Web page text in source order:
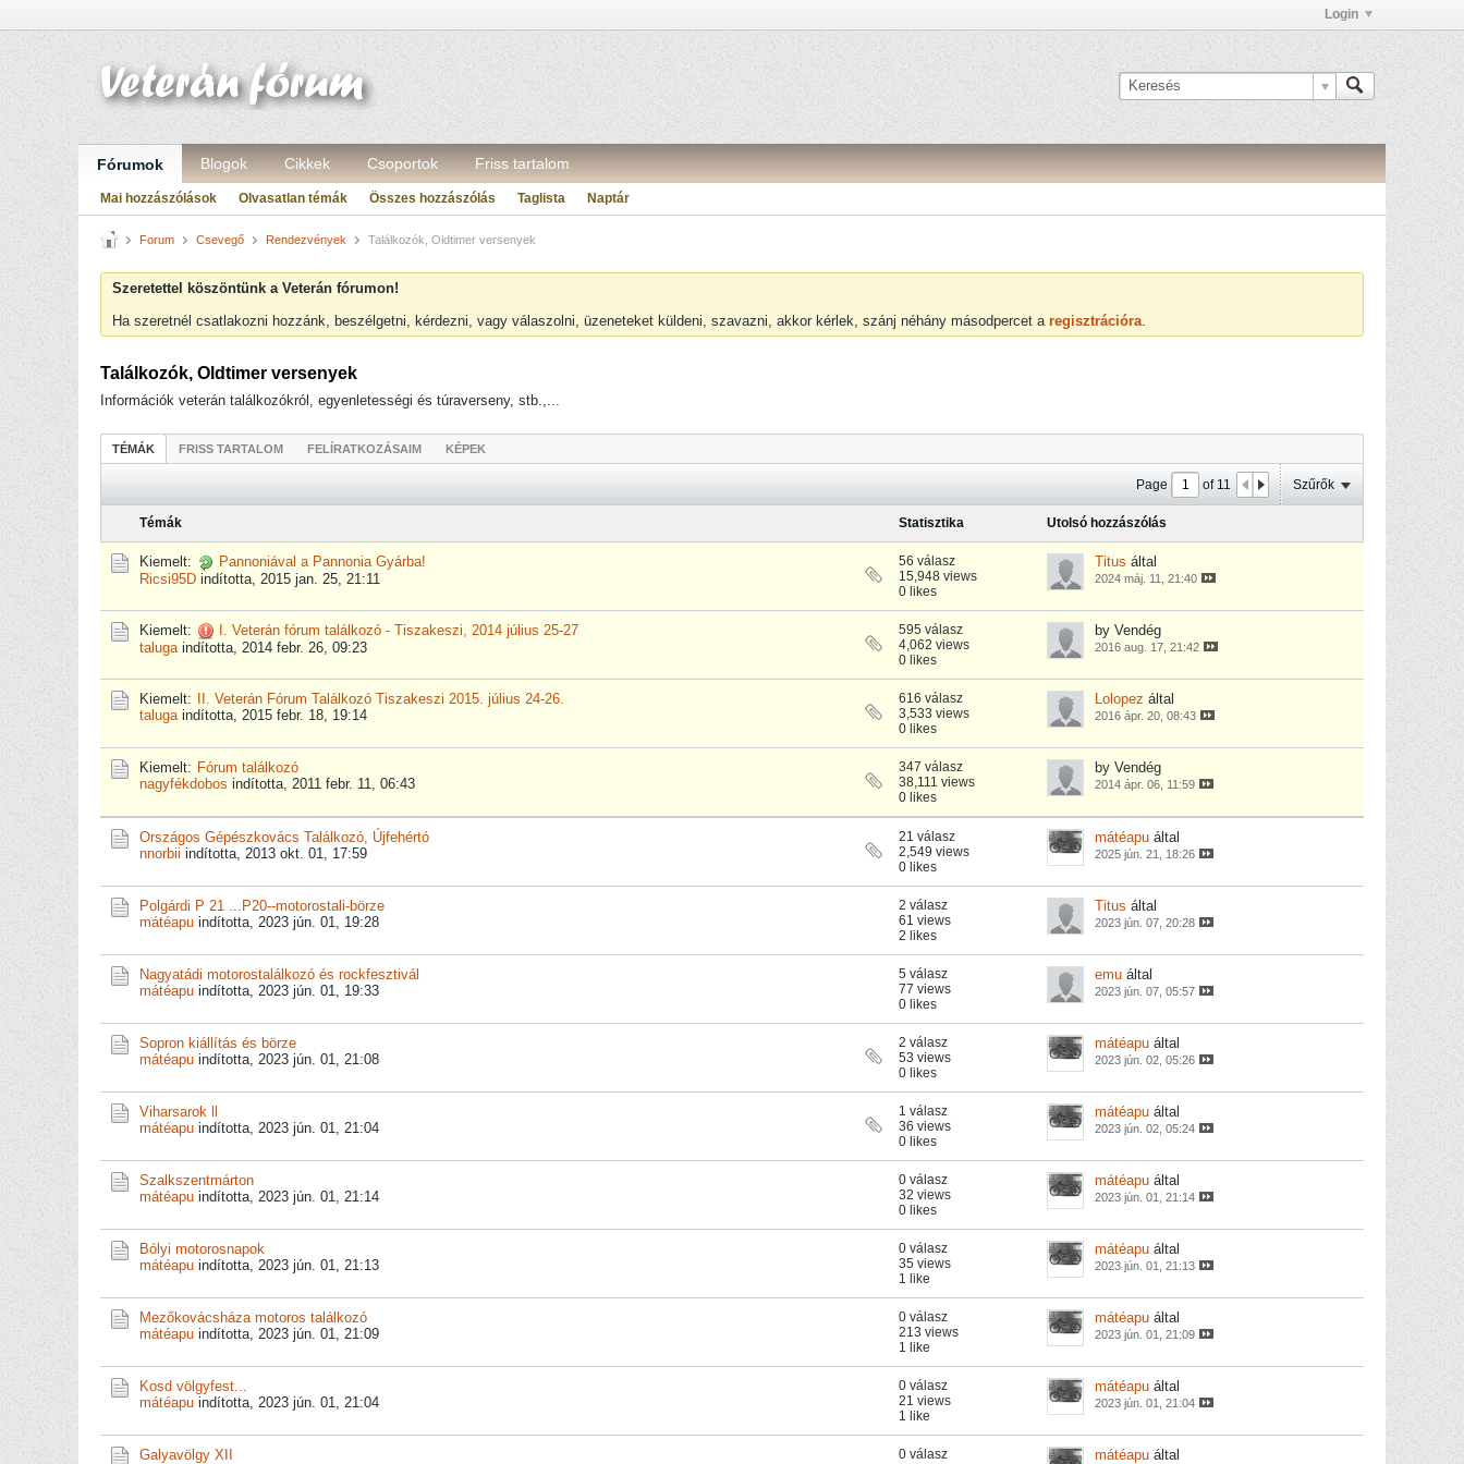
Login
Fórumok Blogok Cikkek Csoportok Friss tartalom
Mai hozzászólások Olvasatlan témák Összes hozzászólás Taglista Naptár
Forum Csevegő Rendezvények Találkozók, Oldtimer versenyek
Szeretettel köszöntünk a Veterán fórumon!
Ha szeretnél csatlakozni hozzánk, beszélgetni, kérdezni, vagy válaszolni, üzeneteket küldeni, szavazni, akkor kérlek, szánj néhány másodpercet a regisztrációra.
Találkozók, Oldtimer versenyek
Információk veterán találkozókról, egyenletességi és túraverseny, stb.,...
TÉMÁK FRISS TARTALOM FELÍRATKOZÁSAIM KÉPEK
Page of 11 Szűrők
Témák Statisztika Utolsó hozzászólás
Kiemelt:
Pannoniával a Pannonia Gyárba!
Ricsi95D indította, 2015 jan. 25, 21:11
56 válasz
15,948 views
0 likes
Titus által
2024 máj. 11, 21:40
Kiemelt:
I. Veterán fórum találkozó - Tiszakeszi, 2014 július 25-27
talugaindította, 2014 febr. 26, 09:23
595 válasz
4,062 views
0 likes
by Vendég
2016 aug. 17, 21:42
Kiemelt:
II. Veterán Fórum Találkozó Tiszakeszi 2015. július 24-26.
talugaindította, 2015 febr. 18, 19:14
616 válasz
3,533 views
0 likes
Lolopez által
2016 ápr. 20, 08:43
Kiemelt: Fórum találkozó
nagyfékdobos indította, 2011 febr. 11, 06:43
347 válasz
38,111 views
0 likes
by Vendég
2014 ápr. 06, 11:59
Országos Gépészkovács Találkozó, Újfehértó
nnorbii indította, 2013 okt. 01, 17:59
21 válasz
2,549 views
0 likes
mátéapu által
2025 jún. 21, 18:26
Polgárdi P 21 ...P20--motorostali-börze
mátéapu indította, 2023 jún. 01, 19:28
2 válasz
61 views
2 likes
Titus által
2023 jún. 07, 20:28
Nagyatádi motorostalálkozó és rockfesztivál
mátéapu indította, 2023 jún. 01, 19:33
5 válasz
77 views
0 likes
emu által
2023 jún. 07, 05:57
Sopron kiállítás és börze
mátéapu indította, 2023 jún. 01, 21:08
2 válasz
53 views
0 likes
mátéapu által
2023 jún. 02, 05:26
Viharsarok ll
mátéapu indította, 2023 jún. 01, 21:04
1 válasz
36 views
0 likes
mátéapu által
2023 jún. 02, 05:24
Szalkszentmárton
mátéapu indította, 2023 jún. 01, 21:14
0 válasz
32 views
0 likes
mátéapu által
2023 jún. 01, 21:14
Bólyi motorosnapok
mátéapu indította, 2023 jún. 01, 21:13
0 válasz
35 views
1 like
mátéapu által
2023 jún. 01, 21:13
Mezőkovácsháza motoros találkozó
mátéapu indította, 2023 jún. 01, 21:09
0 válasz
213 views
1 like
mátéapu által
2023 jún. 01, 21:09
Kosd völgyfest...
mátéapu indította, 2023 jún. 01, 21:04
0 válasz
21 views
1 like
mátéapu által
2023 jún. 01, 21:04
Galyavölgy XII
0 válasz
mátéapu által